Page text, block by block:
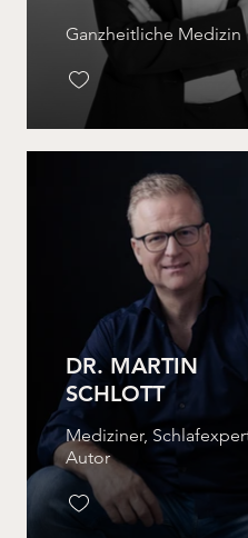
Ganzheitliche Medizin
DR. MARTIN
SCHLOTT
Mediziner,
Autor